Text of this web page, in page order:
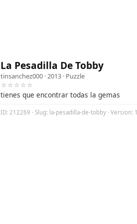
La Pesadilla De Tobby
tinsanchez000 · 2013 · Puzzle
☆☆☆☆☆
tienes que encontrar todas la gemas
ID: 212269 · Slug: la-pesadilla-de-tobby · Version: 1